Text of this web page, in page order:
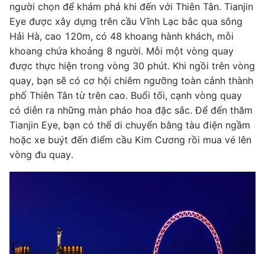
người chọn để khám phá khi đến với Thiên Tân. Tianjin
Eye được xây dựng trên cầu Vĩnh Lạc bắc qua sông
Hải Hà, cao 120m, có 48 khoang hành khách, mỗi
khoang chứa khoảng 8 người. Mỗi một vòng quay
được thực hiện trong vòng 30 phút. Khi ngồi trên vòng
quay, bạn sẽ có cơ hội chiêm ngưỡng toàn cảnh thành
phố Thiên Tân từ trên cao. Buổi tối, cạnh vòng quay
có diễn ra những màn pháo hoa đặc sắc. Để đến thăm
Tianjin Eye, bạn có thể di chuyển bằng tàu điện ngầm
hoặc xe buýt đến điểm cầu Kim Cương rồi mua vé lên
vòng đu quay.